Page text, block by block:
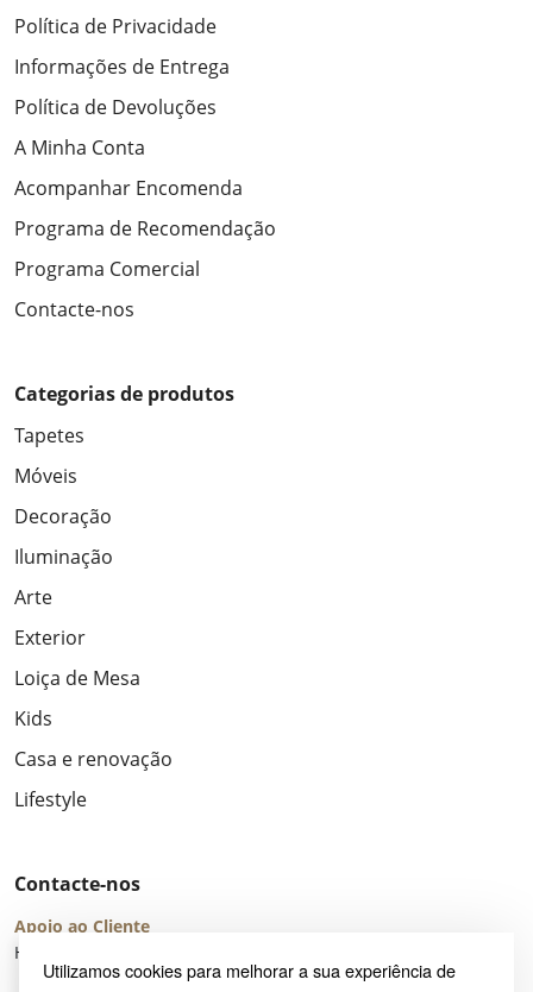
Utilizamos cookies para melhorar a sua experiência de
Política de Privacidade
Informações de Entrega
Política de Devoluções
A Minha Conta
Acompanhar Encomenda
Programa de Recomendação
Programa Comercial
Contacte-nos
Categorias de produtos
Tapetes
Móveis
Decoração
Iluminação
Arte
Exterior
Loiça de Mesa
Kids
Casa e renovação
Lifestyle
Contacte-nos
Apoio ao Cliente
Horário de Atendimento: seg – sex 8:00 – 16:00 (UTC+2)